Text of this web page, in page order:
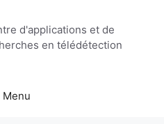
d'applications et de
en télédétection
Menu